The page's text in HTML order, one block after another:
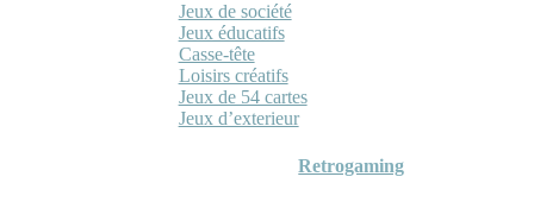
Jeux de société
Jeux éducatifs
Casse-tête
Loisirs créatifs
Jeux de 54 cartes
Jeux d’exterieur
Retrogaming